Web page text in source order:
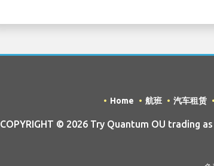
Home 航班 汽车租赁
COPYRIGHT © 2026 Try Quantum OU trading